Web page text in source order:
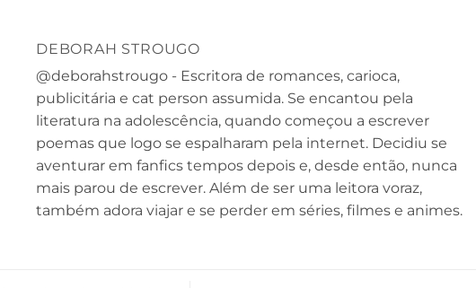
DEBORAH STROUGO
@deborahstrougo - Escritora de romances, carioca,
publicitária e cat person assumida. Se encantou pela
literatura na adolescência, quando começou a escrever
poemas que logo se espalharam pela internet. Decidiu se
aventurar em fanfics tempos depois e, desde então, nunca
mais parou de escrever. Além de ser uma leitora voraz,
também adora viajar e se perder em séries, filmes e animes.